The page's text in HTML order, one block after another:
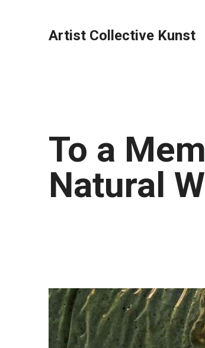
Artist Collective Kunst
To a
Natural